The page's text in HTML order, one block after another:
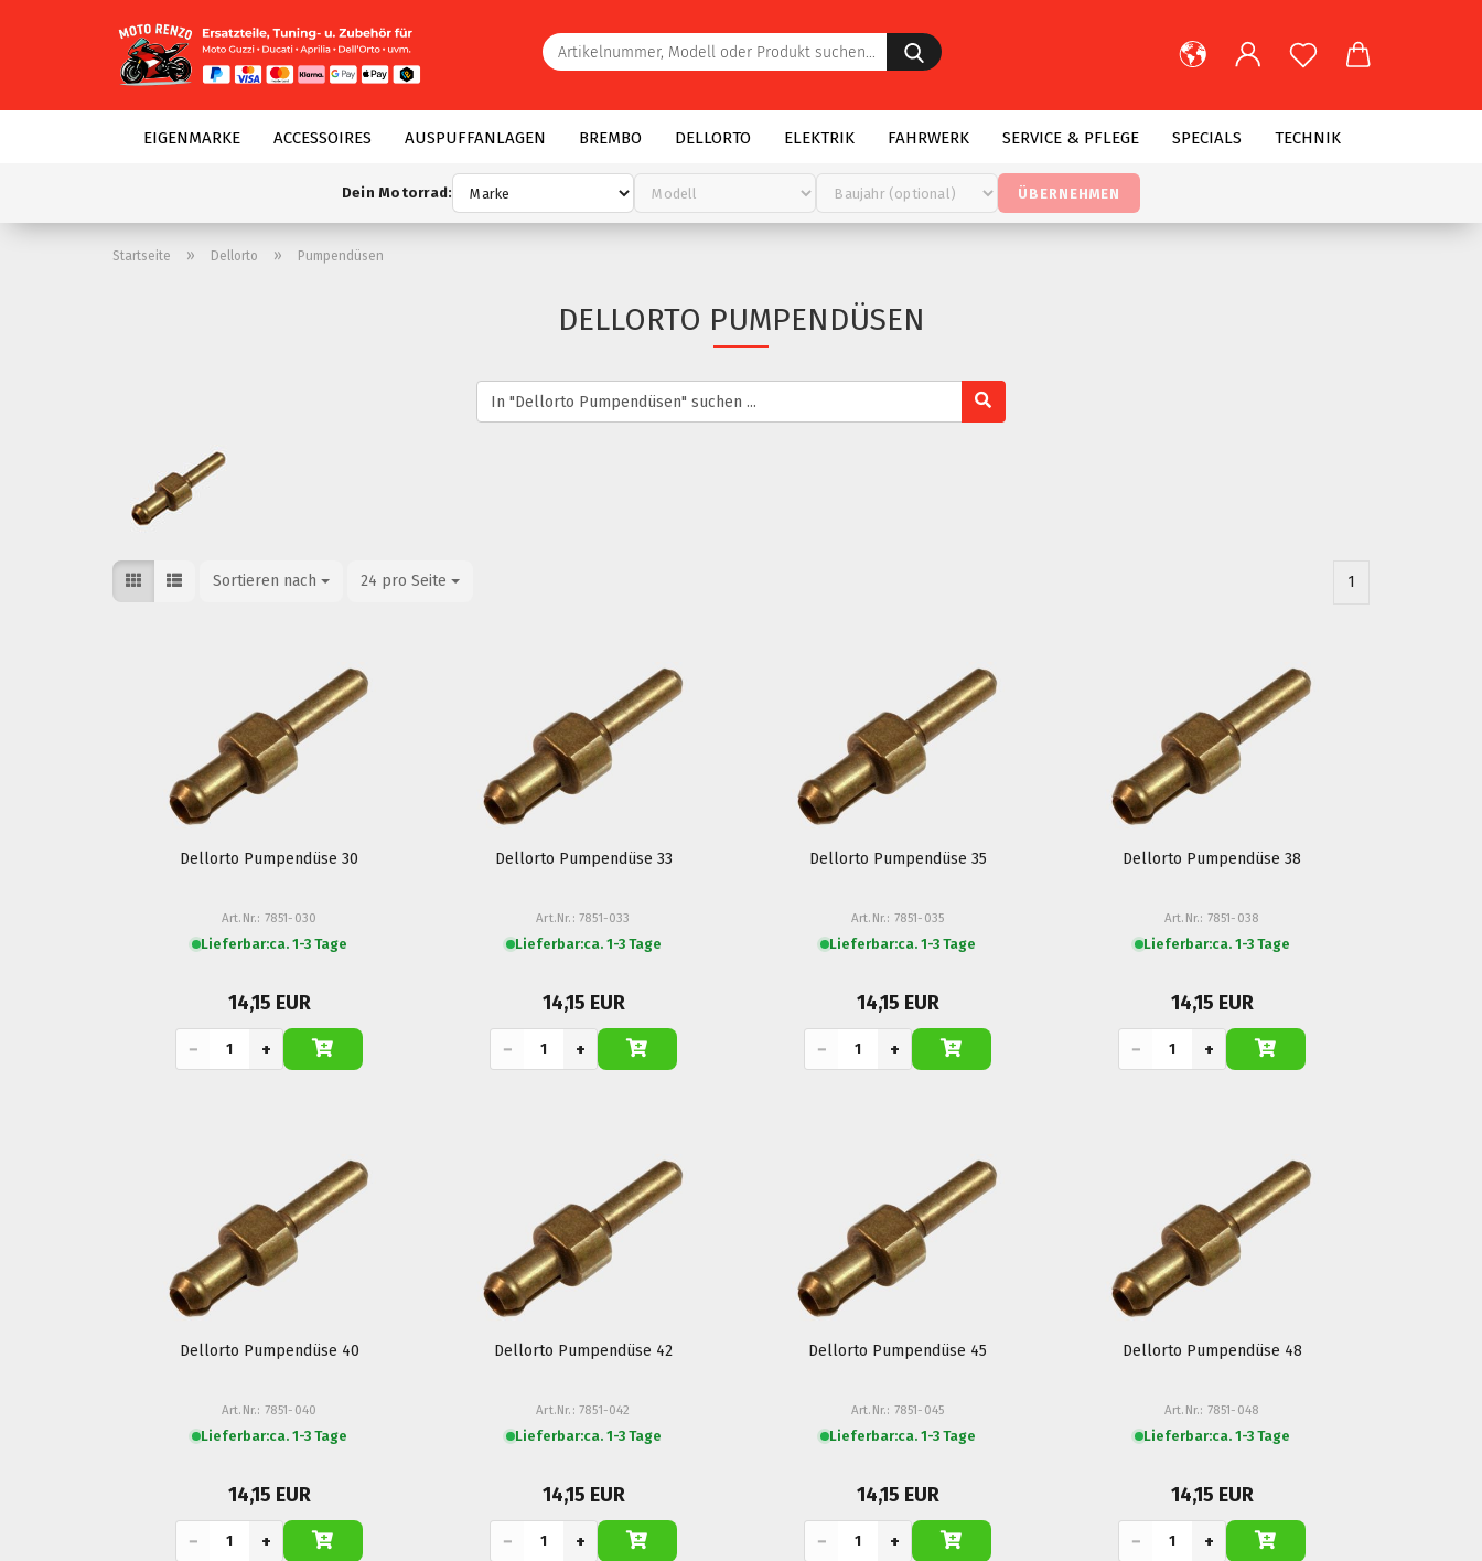
Artikelnummer,
Modell
Produkt
suchen...
EIGENMARKE ACCESSOIRES AUSPUFFANLAGEN BREMBO DELLORTO ELEKTRIK FAHRWERK SERVICE & PFLEGE SPECIALS TECHNIK
Dein Motorrad: ÜBERNEHMEN
Startseite » Dellorto » Pumpendüsen
DELLORTO PUMPENDÜSEN
Sortieren nach
Sortieren nach 24 pro Seite
pro Seite 1
Dellorto Pumpendüse 30
Art.Nr.: 7851-030
Lieferbar:ca. 1-3 Tage
14,15 EUR
− +
Dellorto Pumpendüse 33
Art.Nr.: 7851-033
Lieferbar:ca. 1-3 Tage
14,15 EUR
− +
Dellorto Pumpendüse 35
Art.Nr.: 7851-035
Lieferbar:ca. 1-3 Tage
14,15 EUR
− +
Dellorto Pumpendüse 38
Art.Nr.: 7851-038
Lieferbar:ca. 1-3 Tage
14,15 EUR
− +
Dellorto Pumpendüse 40
Art.Nr.: 7851-040
Lieferbar:ca. 1-3 Tage
14,15 EUR
− +
Dellorto Pumpendüse 42
Art.Nr.: 7851-042
Lieferbar:ca. 1-3 Tage
14,15 EUR
− +
Dellorto Pumpendüse 45
Art.Nr.: 7851-045
Lieferbar:ca. 1-3 Tage
14,15 EUR
− +
Dellorto Pumpendüse 48
Art.Nr.: 7851-048
Lieferbar:ca. 1-3 Tage
14,15 EUR
− +